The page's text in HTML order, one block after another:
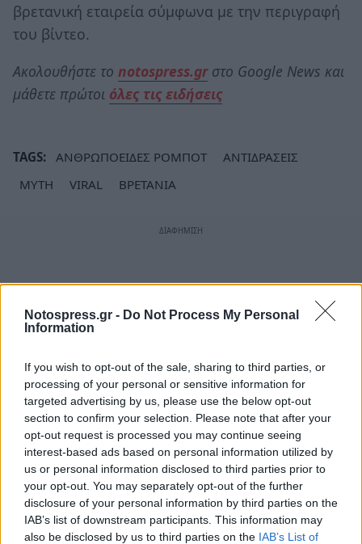
Notospress.gr - Do Not Process My Personal
Information
If you wish to opt-out of the sale, sharing to third parties, or
processing of your personal or sensitive information for
targeted advertising by us, please use the below opt-out
section to confirm your selection. Please note that after your
opt-out request is processed you may continue seeing
interest-based ads based on personal information utilized by
us or personal information disclosed to third parties prior to
your opt-out. You may separately opt-out of the further
disclosure of your personal information by third parties on the
IAB’s list of downstream participants. This information may
also be disclosed by us to third parties on the IAB’s List of
βρετανική εταιρεία σύμφωνα με την περιγραφή
του βίντεο.
Ακολουθήστε το notospress.grστο Google News και
μάθετε πρώτοι όλες τις ειδήσεις
TAGS: ΑΝΘΡΩΠΟΕΙΔΕΣ ΡΟΜΠΟΤ
ΑΝΤΙΔΡΑΣΕΙΣ
ΜΥΤΗ
VIRAL ΒΡΕΤΑΝΙΑ